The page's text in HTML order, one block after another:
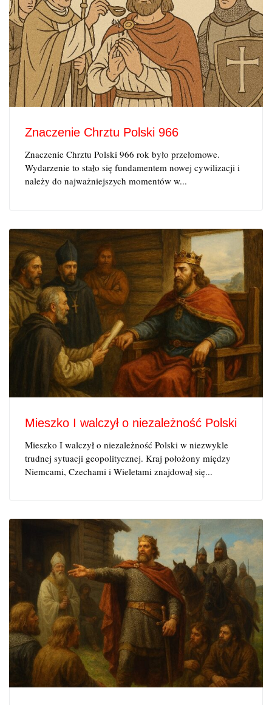
Znaczenie Chrztu Polski 966
Znaczenie Chrztu Polski 966 rok było przełomowe.
Wydarzenie to stało się fundamentem nowej cywilizacji i
należy do najważniejszych momentów w...
Mieszko I walczył o niezależność Polski
Mieszko I walczył o niezależność Polski w niezwykle
trudnej sytuacji geopolitycznej. Kraj położony między
Niemcami, Czechami i Wieletami znajdował się...